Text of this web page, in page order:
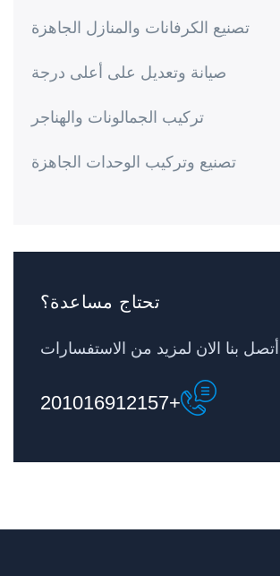
تصنيع الكرفانات والمنازل الجاهزة
صيانة وتعديل على أعلى درجة
تركيب الجمالونات والهناجر
تصنيع وتركيب الوحدات الجاهزة
تحتاج مساعدة؟
أتصل بنا الان لمزيد من الاستفسارات
+201016912157